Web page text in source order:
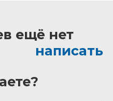
ещё нет
написать